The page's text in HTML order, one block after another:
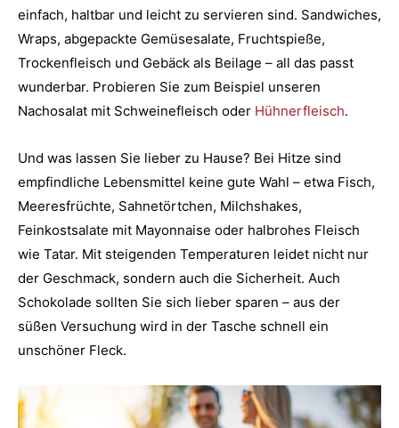
einfach, haltbar und leicht zu servieren sind. Sandwiches,
Wraps, abgepackte Gemüsesalate, Fruchtspieße,
Trockenfleisch und Gebäck als Beilage – all das passt
wunderbar. Probieren Sie zum Beispiel unseren
Nachosalat mit Schweinefleisch oder Hühnerfleisch.
Und was lassen Sie lieber zu Hause? Bei Hitze sind
empfindliche Lebensmittel keine gute Wahl – etwa Fisch,
Meeresfrüchte, Sahnetörtchen, Milchshakes,
Feinkostsalate mit Mayonnaise oder halbrohes Fleisch
wie Tatar. Mit steigenden Temperaturen leidet nicht nur
der Geschmack, sondern auch die Sicherheit. Auch
Schokolade sollten Sie sich lieber sparen – aus der
süßen Versuchung wird in der Tasche schnell ein
unschöner Fleck.